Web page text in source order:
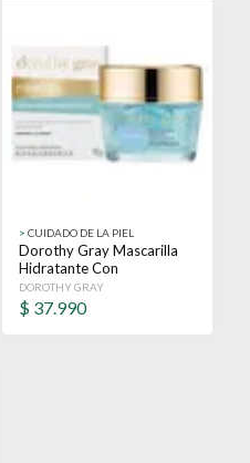
> CUIDADO DE LA PIEL
Dorothy Gray Mascarilla
Hidratante Con
Niacinamida Minerals
DOROTHY GRAY
$ 37.990